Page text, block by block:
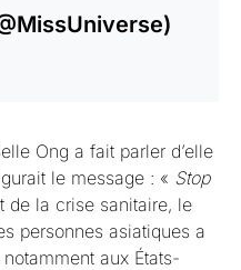
Ong a fait parler d’elle
le message : « Stop
de la crise sanitaire, le
personnes asiatiques a
aux États-